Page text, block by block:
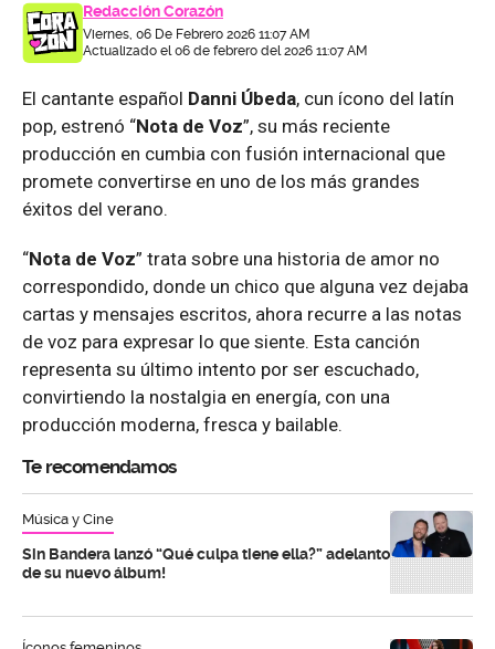
Redacción Corazón
Viernes, 06 De Febrero 2026 11:07 AM
Actualizado el 06 de febrero del 2026 11:07 AM
El cantante español Danni Úbeda, cun ícono del latín
pop, estrenó “Nota de Voz”, su más reciente
producción en cumbia con fusión internacional que
promete convertirse en uno de los más grandes
éxitos del verano.
“Nota de Voz” trata sobre una historia de amor no
correspondido, donde un chico que alguna vez dejaba
cartas y mensajes escritos, ahora recurre a las notas
de voz para expresar lo que siente. Esta canción
representa su último intento por ser escuchado,
convirtiendo la nostalgia en energía, con una
producción moderna, fresca y bailable.
Te recomendamos
Música y Cine
Sin Bandera lanzó “Qué culpa tiene ella?” adelanto
de su nuevo álbum!